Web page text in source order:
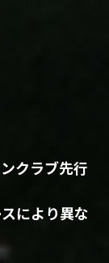
クラブ先行
により異な